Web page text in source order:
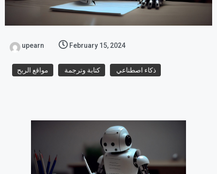
upearn February 15, 2024
ذكاء اصطناعي كتابة وترجمة مواقع الربح